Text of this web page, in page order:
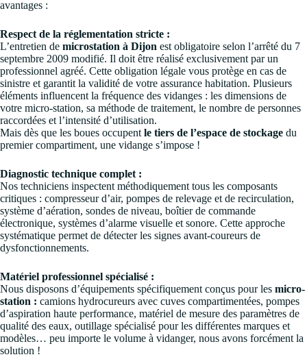
avantages :
Respect de la réglementation stricte :
L’entretien de microstation à Dijon est obligatoire selon l’arrêté du 7
septembre 2009 modifié. Il doit être réalisé exclusivement par un
professionnel agréé. Cette obligation légale vous protège en cas de
sinistre et garantit la validité de votre assurance habitation. Plusieurs
éléments influencent la fréquence des vidanges : les dimensions de
votre micro-station, sa méthode de traitement, le nombre de personnes
raccordées et l’intensité d’utilisation.
Mais dès que les boues occupent le tiers de l’espace de stockage du
premier compartiment, une vidange s’impose !
Diagnostic technique complet :
Nos techniciens inspectent méthodiquement tous les composants
critiques : compresseur d’air, pompes de relevage et de recirculation,
système d’aération, sondes de niveau, boîtier de commande
électronique, systèmes d’alarme visuelle et sonore. Cette approche
systématique permet de détecter les signes avant-coureurs de
dysfonctionnements.
Matériel professionnel spécialisé :
Nous disposons d’équipements spécifiquement conçus pour les micro-
station : camions hydrocureurs avec cuves compartimentées, pompes
d’aspiration haute performance, matériel de mesure des paramètres de
qualité des eaux, outillage spécialisé pour les différentes marques et
modèles… peu importe le volume à vidanger, nous avons forcément la
solution !